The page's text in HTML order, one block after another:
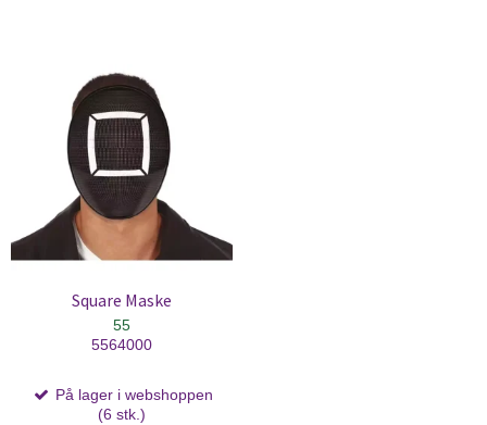
Square Maske
55
5564000
På lager i webshoppen
(6 stk.)